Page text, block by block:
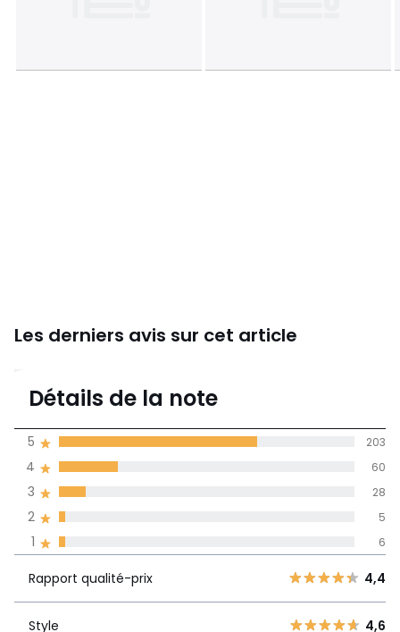
Les derniers avis sur cet article
4,5
moyenne des avis
dans toutes les
2
3 28
4
5 4,4
Détails de la note
1 6
2 5
3 28
4 60
5 203
Rapport qualité-prix 4,4
Style 4,6